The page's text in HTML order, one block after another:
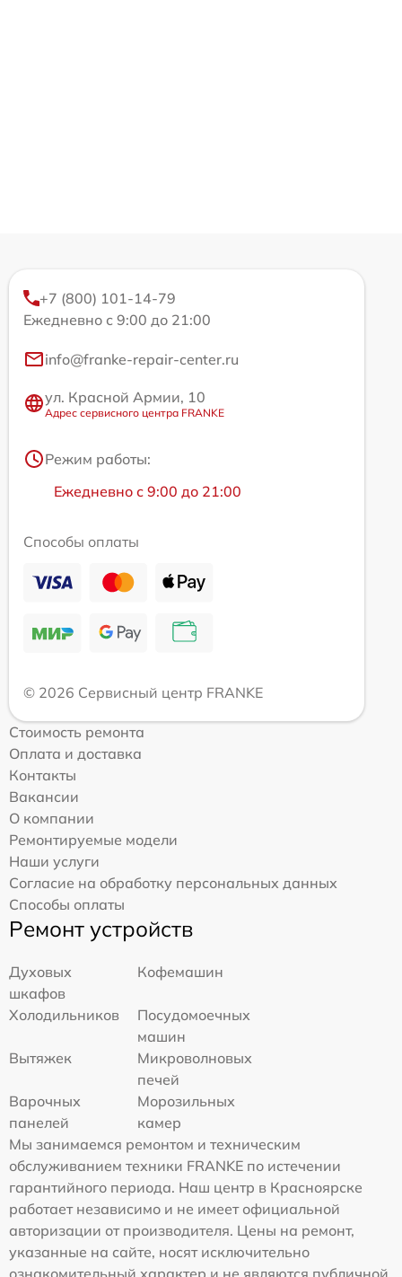
+7 (800) 101-14-79
Ежедневно с 9:00 до 21:00
info@franke-repair-center.ru
ул. Красной Армии, 10
Адрес сервисного центра FRANKE
Режим работы:
Ежедневно с 9:00 до 21:00
Способы оплаты
© 2026 Сервисный центр FRANKE
Стоимость ремонта
Оплата и доставка
Контакты
Вакансии
О компании
Ремонтируемые модели
Наши услуги
Согласие на обработку персональных данных
Способы оплаты
Ремонт устройств
Духовых
шкафов
Кофемашин
Холодильников
Посудомоечных
машин
Вытяжек
Микроволновых
печей
Варочных
панелей
Морозильных
камер
Мы занимаемся ремонтом и техническим
обслуживанием техники FRANKE по истечении
гарантийного периода. Наш центр в Красноярске
работает независимо и не имеет официальной
авторизации от производителя. Цены на ремонт,
указанные на сайте, носят исключительно
ознакомительный характер и не являются публичной